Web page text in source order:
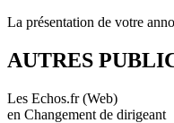
La présentation de votre
AUTRES
Les Echos.fr (Web)
en Changement de dirigeant